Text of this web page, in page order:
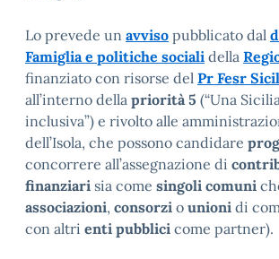
Lo prevede un avviso pubblicato dal
Famiglia e politiche sociali della
finanziato con risorse del Pr Fesr
all’interno della priorità 5 (“Una
inclusiva”) e rivolto alle
dell’Isola, che possono candidare
concorrere all’assegnazione di
finanziari sia come singoli comuni
associazioni, consorzi o unioni di
con altri enti pubblici come partner).